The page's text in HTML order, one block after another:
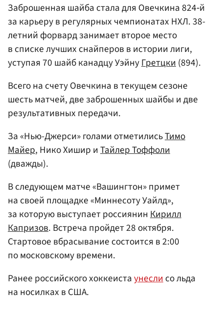
Заброшенная шайба стала для Овечкина 824‑й
за карьеру в регулярных чемпионатах НХЛ. 38-
летний форвард занимает второе место
в списке лучших снайперов в истории лиги,
уступая 70 шайб канадцу УэйнуГретцки (894).
Всего на счету Овечкина в текущем сезоне
шесть матчей, две заброшенных шайбы и две
результативных передачи.
За «Нью-Джерси» голами отметилисьТимо
Майер, Нико Хишир иТайлер Тоффоли
(дважды).
В следующем матче «Вашингтон» примет
на своей площадке «Миннесоту Уайлд»,
за которую выступает россиянинКирилл
Капризов. Встреча пройдет 28 октября.
Стартовое вбрасывание состоится в 2:00
по московскому времени.
Ранее российского хоккеистаунеслисо льда
на носилках в США.